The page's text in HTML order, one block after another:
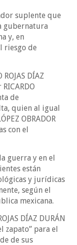
suplente que
gubernatura
y, en
riesgo de
DÍAZ
de
quien al igual
OBRADOR
con el
guerra y en el
están
y jurídicas
según el
mexicana.
DÍAZ DURÁN
zapato” para el
de sus